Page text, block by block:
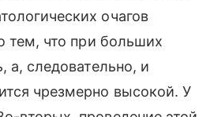
очагов
тем, что при больших
а, следовательно, и
чрезмерно высокой. У